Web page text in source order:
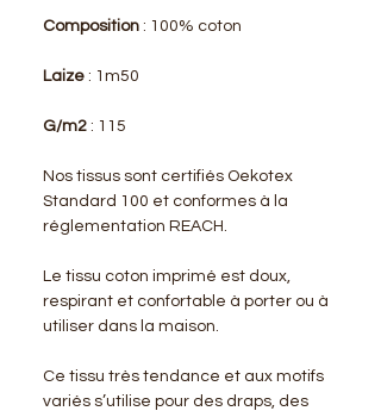
Composition : 100% coton
Laize : 1m50
G/m2 : 115
Nos tissus sont certifiés Oekotex
Standard 100 et conformes à la
réglementation REACH.
Le tissu coton imprimé est doux,
respirant et confortable à porter ou à
utiliser dans la maison.
Ce tissu très tendance et aux motifs
variés s’utilise pour des draps, des